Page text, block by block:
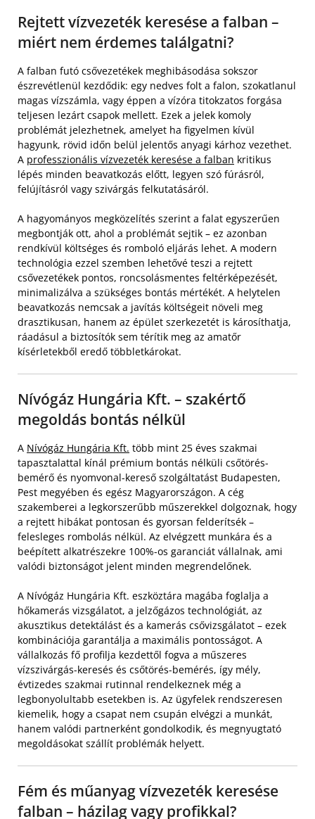
Rejtett vízvezeték keresése a falban –
miért nem érdemes találgatni?
A falban futó csővezetékek meghibásodása sokszor
észrevétlenül kezdődik: egy nedves folt a falon, szokatlanul
magas vízszámla, vagy éppen a vízóra titokzatos forgása
teljesen lezárt csapok mellett. Ezek a jelek komoly
problémát jelezhetnek, amelyet ha figyelmen kívül
hagyunk, rövid időn belül jelentős anyagi kárhoz vezethet.
A professzionális vízvezeték keresése a falban kritikus
lépés minden beavatkozás előtt, legyen szó fúrásról,
felújításról vagy szivárgás felkutatásáról.
A hagyományos megközelítés szerint a falat egyszerűen
megbontják ott, ahol a problémát sejtik – ez azonban
rendkívül költséges és romboló eljárás lehet. A modern
technológia ezzel szemben lehetővé teszi a rejtett
csővezetékek pontos, roncsolásmentes feltérképezését,
minimalizálva a szükséges bontás mértékét. A helytelen
beavatkozás nemcsak a javítás költségeit növeli meg
drasztikusan, hanem az épület szerkezetét is károsíthatja,
ráadásul a biztosítók sem térítik meg az amatőr
kísérletekből eredő többletkárokat.
Nívógáz Hungária Kft. – szakértő
megoldás bontás nélkül
A Nívógáz Hungária Kft. több mint 25 éves szakmai
tapasztalattal kínál prémium bontás nélküli csőtörés-
bemérő és nyomvonal-kereső szolgáltatást Budapesten,
Pest megyében és egész Magyarországon. A cég
szakemberei a legkorszerűbb műszerekkel dolgoznak, hogy
a rejtett hibákat pontosan és gyorsan felderítsék –
felesleges rombolás nélkül. Az elvégzett munkára és a
beépített alkatrészekre 100%-os garanciát vállalnak, ami
valódi biztonságot jelent minden megrendelőnek.
A Nívógáz Hungária Kft. eszköztára magába foglalja a
hőkamerás vizsgálatot, a jelzőgázos technológiát, az
akusztikus detektálást és a kamerás csővizsgálatot – ezek
kombinációja garantálja a maximális pontosságot. A
vállalkozás fő profilja kezdettől fogva a műszeres
vízszivárgás-keresés és csőtörés-bemérés, így mély,
évtizedes szakmai rutinnal rendelkeznek még a
legbonyolultabb esetekben is. Az ügyfelek rendszeresen
kiemelik, hogy a csapat nem csupán elvégzi a munkát,
hanem valódi partnerként gondolkodik, és megnyugtató
megoldásokat szállít problémák helyett.
Fém és műanyag vízvezeték keresése
falban – házilag vagy profikkal?